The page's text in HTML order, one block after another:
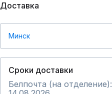
Доставка
Минск
Сроки доставки
Белпочта (на отделение):